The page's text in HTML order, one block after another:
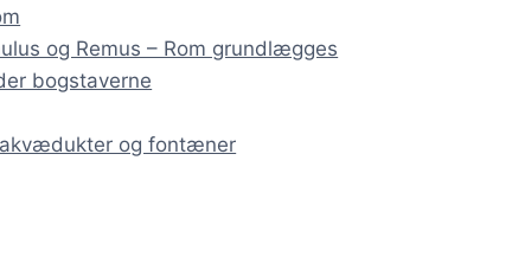
og Remus – Rom grundlægges
bogstaverne
og fontæner